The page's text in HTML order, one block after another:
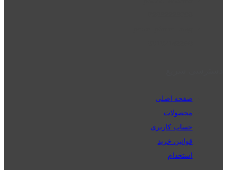
صفحه اصلی
محصولات
حساب کاربری
قوانین خرید
استخدام